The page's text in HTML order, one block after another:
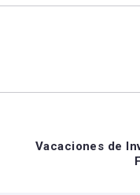
Vacaciones de